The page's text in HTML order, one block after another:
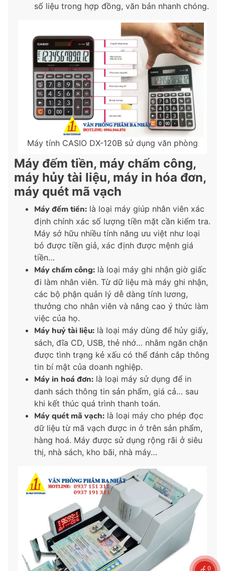
số liệu trong hợp đồng, văn bản nhanh chóng.
Máy tính CASIO DX-120B sử dụng văn phòng
Máy đếm tiền, máy chấm công,
máy hủy tài liệu, máy in hóa đơn,
máy quét mã vạch
Máy đếm tiền: là loại máy giúp nhân viên xác
định chính xác số lượng tiền mặt cần kiểm tra.
Máy sở hữu nhiều tính năng ưu việt như loại
bỏ được tiền giả, xác định được mệnh giá
tiền…
Máy chấm công: là loại máy ghi nhận giờ giấc
đi làm nhân viên. Từ dữ liệu mà máy ghi nhận,
các bộ phận quản lý dễ dàng tính lương,
thưởng cho nhân viên và nâng cao ý thức làm
việc của họ.
Máy huỷ tài liệu: là loại máy dùng để hủy giấy,
sách, đĩa CD, USB, thẻ nhớ… nhằm ngăn chặn
được tình trạng kẻ xấu có thể đánh cắp thông
tin bí mật của doanh nghiệp.
Máy in hoá đơn: là loại máy sử dụng để in
danh sách thông tin sản phẩm, giá cả… sau
khi kết thúc quá trình thanh toán.
Máy quét mã vạch: là loại máy cho phép đọc
dữ liệu từ mã vạch được in ở trên sản phẩm,
hàng hoá. Máy được sử dụng rộng rãi ở siêu
thị, nhà sách, kho bãi, nhà máy…
0